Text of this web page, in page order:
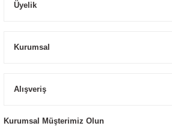
Üyelik
Kurumsal
Alışveriş
Kurumsal Müşterimiz Olun